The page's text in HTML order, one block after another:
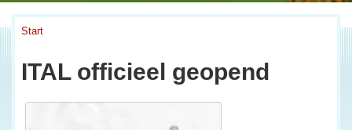
Start
ITAL officieel geopend